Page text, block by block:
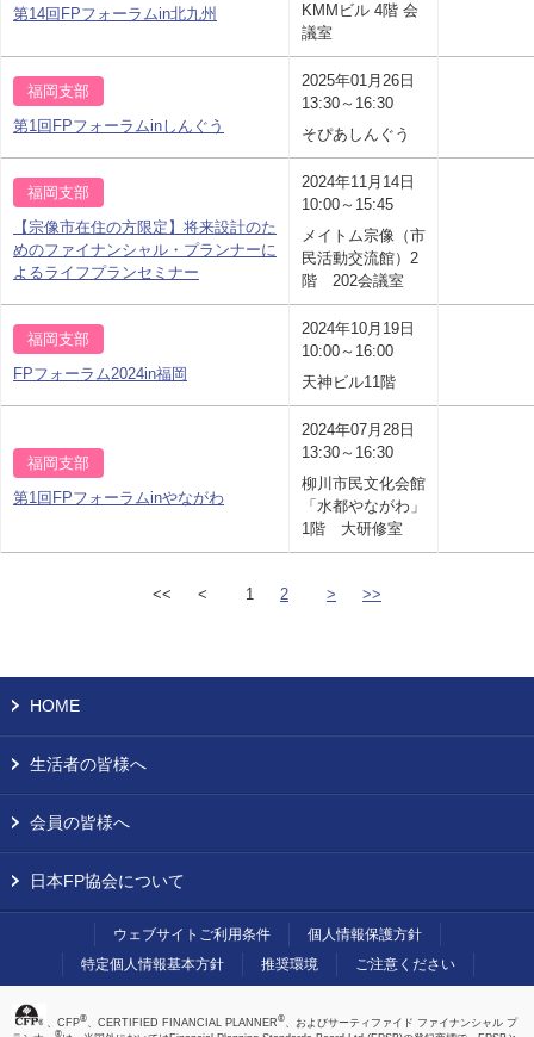
第14回FPフォーラムin北九州
KMMビル 4階 会
議室
福岡支部
第1回FPフォーラムinしんぐう
2025年01月26日
13:30～16:30
そぴあしんぐう
福岡支部
【宗像市在住の方限定】将来設計のた
めのファイナンシャル・プランナーに
よるライフプランセミナー
2024年11月14日
10:00～15:45
メイトム宗像（市
民活動交流館）2
階 202会議室
福岡支部
FPフォーラム2024in福岡
2024年10月19日
10:00～16:00
天神ビル11階
福岡支部
第1回FPフォーラムinやながわ
2024年07月28日
13:30～16:30
柳川市民文化会館
「水都やながわ」
1階 大研修室
<< < 1 2 > >>
HOME
生活者の皆様へ
会員の皆様へ
日本FP協会について
ウェブサイトご利用条件
個人情報保護方針
特定個人情報基本方針
推奨環境 ご注意ください
、CFP®、CERTIFIED FINANCIAL PLANNER®、およびサーティファイド ファイナンシャル プ
®